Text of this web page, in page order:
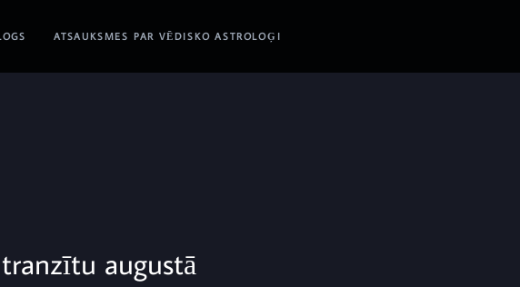
ATSAUKSMES PAR VĒDISKO ASTROLOĢI
augustā